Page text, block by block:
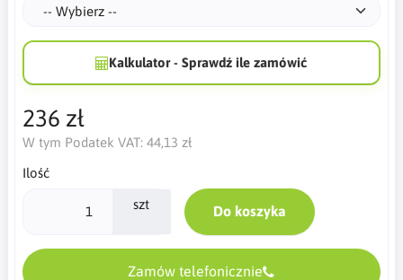
Kalkulator - Sprawdź ile zamówić
236 zł
W tym Podatek VAT: 44,13 zł
Ilość
szt Do koszyka
Zamów telefonicznie